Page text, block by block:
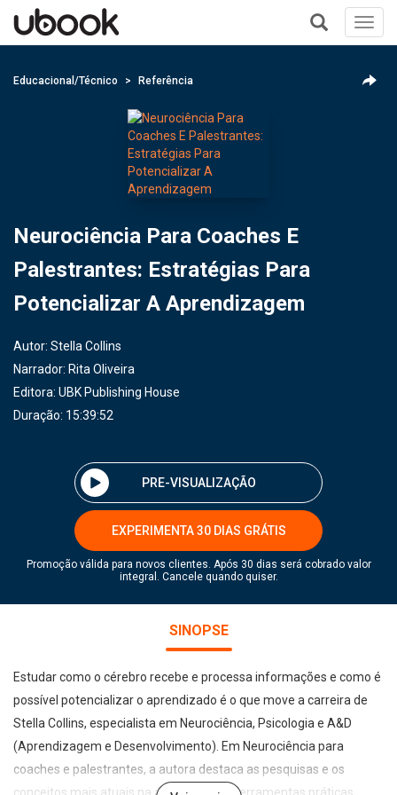
+
Educacional/Técnico Referência
Neurociência Para Coaches E
Palestrantes: Estratégias Para
Potencializar A Aprendizagem
Autor: Stella Collins
Narrador: Rita Oliveira
Editora: UBK Publishing House
Duração: 15:39:52
PRE-VISUALIZAÇÃO
EXPERIMENTA 30 DIAS GRÁTIS
Promoção válida para novos clientes. Após 30 dias será cobrado valor
integral. Cancele quando quiser.
SINOPSE
Estudar como o cérebro recebe e processa informações e como é
possível potencializar o aprendizado é o que move a carreira de
Stella Collins, especialista em Neurociência, Psicologia e A&D
(Aprendizagem e Desenvolvimento). Em Neurociência para
coaches e palestrantes, a autora destaca as pesquisas e os